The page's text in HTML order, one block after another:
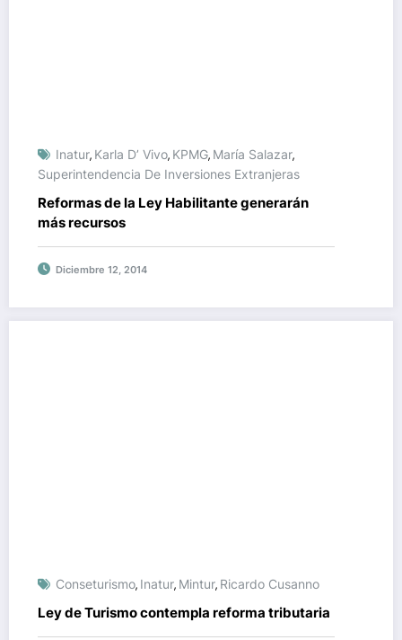
Inatur, Karla D’ Vivo, KPMG, María Salazar,
Superintendencia De Inversiones Extranjeras
Reformas de la Ley Habilitante generarán
más recursos
Diciembre 12, 2014
Conseturismo, Inatur, Mintur, Ricardo Cusanno
Ley de Turismo contempla reforma tributaria